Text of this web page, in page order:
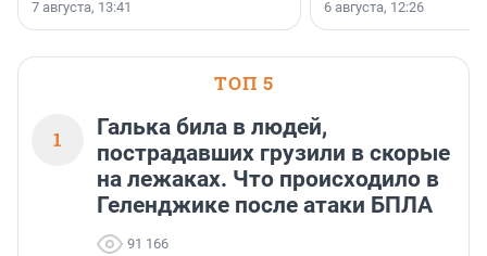
7 августа, 13:41
заключили соглашение
6 августа, 12:26
ТОП 5
1
Галька била в людей,
пострадавших грузили в скорые
на лежаках. Что происходило в
Геленджике после атаки БПЛА
91 166